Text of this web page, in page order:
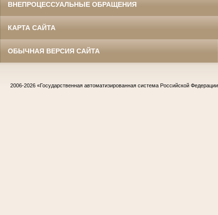
ВНЕПРОЦЕССУАЛЬНЫЕ ОБРАЩЕНИЯ
КАРТА САЙТА
ОБЫЧНАЯ ВЕРСИЯ САЙТА
2006-2026 «Государственная автоматизированная система Российской